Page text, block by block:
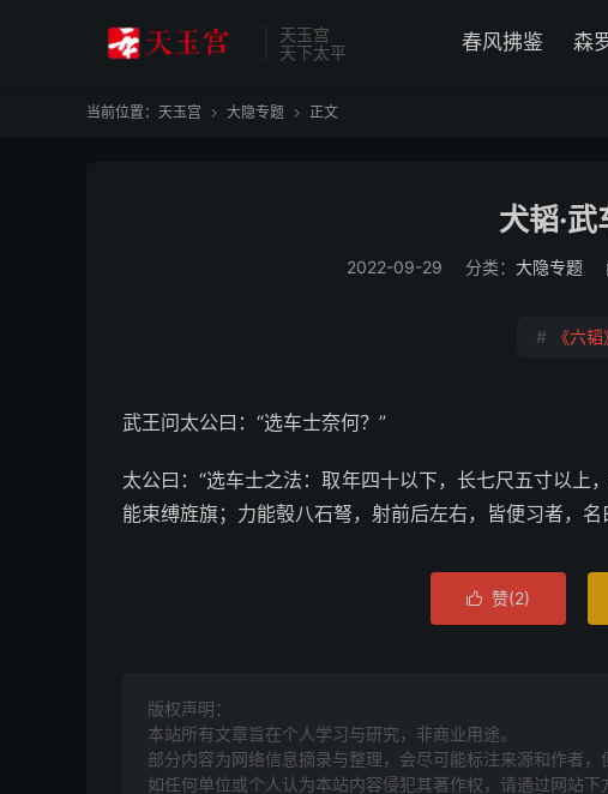
天玉宫
天下太平
春风拂鉴 森
当前位置： 天玉宫  大隐专题  正文
犬韬·
2022-09-29 分类： 大隐专题
# 《六韬
武王问太公曰：“选车士奈何？”
太公曰：“选车士之法：取年四十以下，长七尺五寸以上
能束缚旌旗；力能彀八石弩，射前后左右，皆便习者，
 赞(2)
版权声明：
本站所有文章旨在个人学习与研究，非商业用途。
部分内容为网络信息摘录与整理，会尽可能标注来源和作者，
如任何单位或个人认为本站内容侵犯其著作权，请通过网站